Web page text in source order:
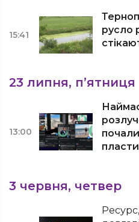
15:41
русло
23 липня, п’ятниця
13:00
3 червня, четвер